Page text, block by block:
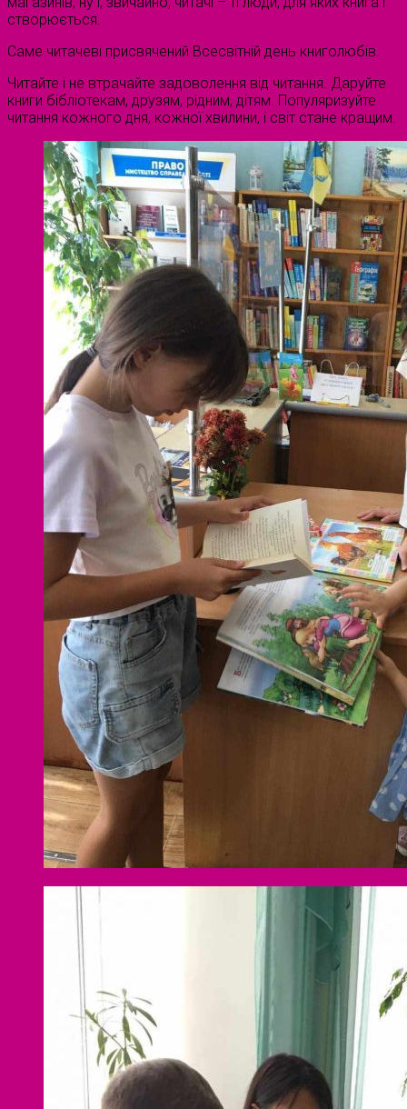
створюється.
Саме читачеві присвячений Всесвітній день книголюбів.
Читайте і не втрачайте задоволення від читання. Даруйте
книги бібліотекам, друзям, рідним, дітям. Популяризуйте
читання кожного дня, кожної хвилини, і світ стане кращим.